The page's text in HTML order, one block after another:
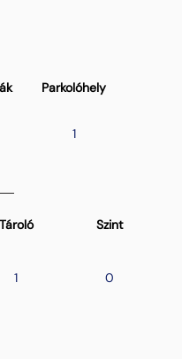
Parkolóhely
1
Tároló
1
Szint
0